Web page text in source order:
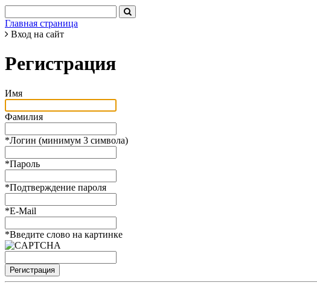
Главная страница
Вход на сайт
Регистрация
Имя
Фамилия
*Логин (минимум 3 символа)
*Пароль
*Подтверждение пароля
*E-Mail
*Введите слово на картинке